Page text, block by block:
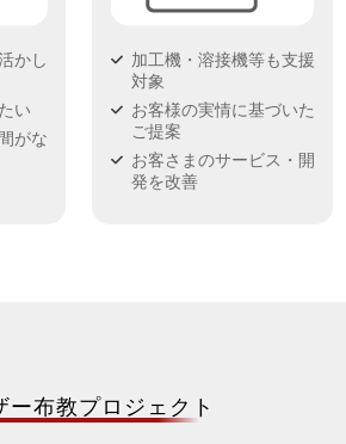
かし
い
がな
加工機・溶接機等も支援
対象
お客様の実情に基づいた
ご提案
お客さまのサービス・開
発を改善
ー布教プロジェクト